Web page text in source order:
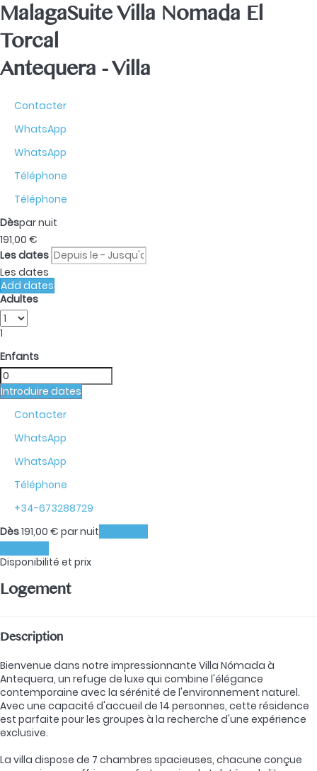
MalagaSuite Villa Nomada El
Torcal
Antequera -Villa
Contacter
WhatsApp
WhatsApp
Téléphone
Téléphone
Dèspar nuit
191,00 €
Les dates
Les dates
Add dates
Adultes
1
Enfants
Introduire dates
Contacter
WhatsApp
WhatsApp
Téléphone
+34-673288729
Dès191,00 € par nuit
Disponibilité et prix
Logement
Description
Bienvenue dans notre impressionnante Villa Nómada à
Antequera, un refuge de luxe qui combine l'élégance
contemporaine avec la sérénité de l'environnement naturel.
Avec une capacité d'accueil de 14 personnes, cette résidence
est parfaite pour les groupes à la recherche d'une expérience
exclusive.
La villa dispose de 7 chambres spacieuses, chacune conçue